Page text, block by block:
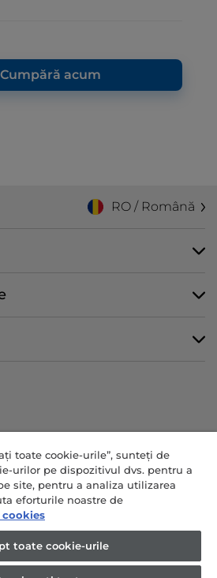
Cumpără acum
RO / Română
- asociat unic - SEDIU SOCIAL: Via
(MB) - Italia - BIROURI
Eden Fumagalli snc - 20861 Brugherio
- 20871 Vimercate (MB) - Italia - Tel.:
și numărul de înregistrare în Registrul
Brianza-Lodi 04666310158 - număr TVA
toate cookie-urile”, sunteți de
urilor pe dispozitivul dvs. pentru a
site, pentru a analiza utilizarea
eforturile noastre de
toate cookie-urile